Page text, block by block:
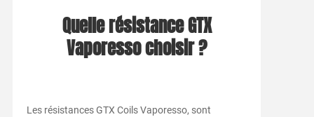
Quelle résistance GTX
Vaporesso choisir ?
Les résistances GTX Coils Vaporesso, sont